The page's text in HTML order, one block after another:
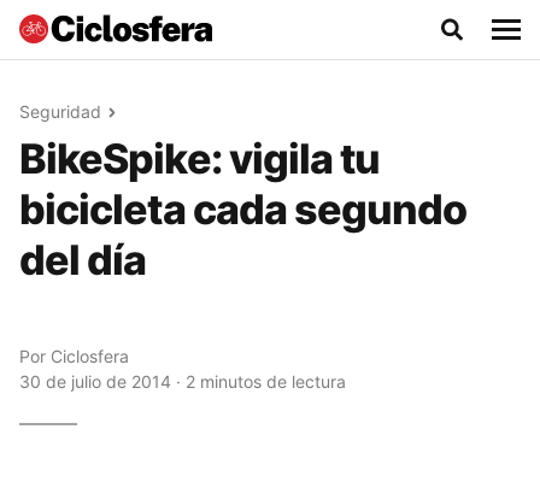
Seguridad
BikeSpike: vigila tu
bicicleta cada segundo
del día
Por Ciclosfera
30 de julio de 2014 · 2 minutos de lectura